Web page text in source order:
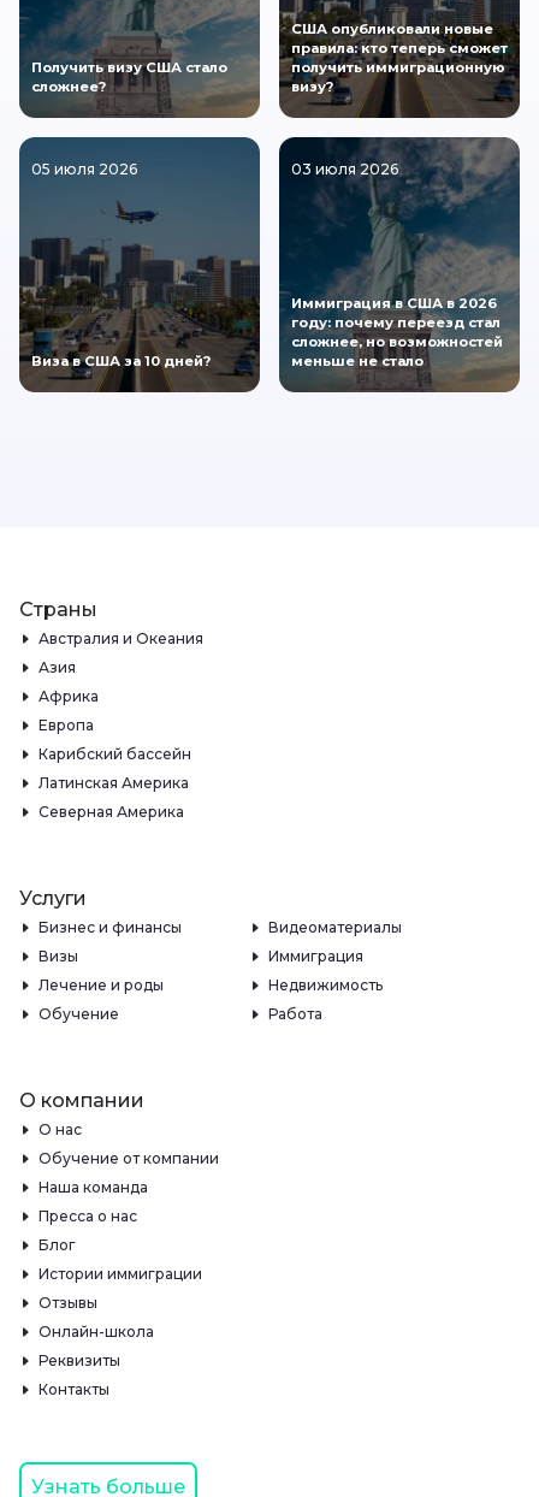
Получить визу США стало
сложнее?
США опубликовали новые
правила: кто теперь сможет
получить иммиграционную
визу?
05 июля 2026
Виза в США за 10 дней?
03 июля 2026
Иммиграция в США в 2026
году: почему переезд стал
сложнее, но возможностей
меньше не стало
Страны
Австралия и Океания
Азия
Африка
Европа
Карибский бассейн
Латинская Америка
Северная Америка
Услуги
Бизнес и финансы
Видеоматериалы
Визы
Иммиграция
Лечение и роды
Недвижимость
Обучение
Работа
О компании
О нас
Обучение от компании
Наша команда
Пресса о нас
Блог
Истории иммиграции
Отзывы
Онлайн-школа
Реквизиты
Контакты
Узнать больше